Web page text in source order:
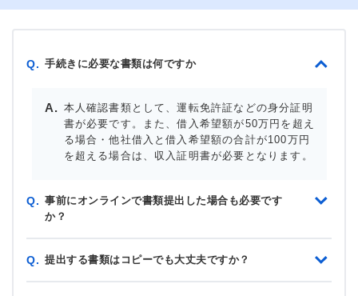
Q. 手続きに必要な書類は何ですか
本人確認書類として、運転免許証などの身分証明
書が必要です。また、借入希望額が50万円を超え
る場合・他社借入と借入希望額の合計が100万円
を超える場合は、収入証明書が必要となります。
Q. 事前にオンラインで書類提出した場合も必要です
か？
Q. 提出する書類はコピーでも大丈夫ですか？